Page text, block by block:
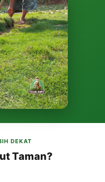
DEKAT
Taman?